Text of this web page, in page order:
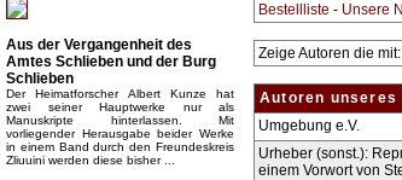
Aus der Vergangenheit des
Amtes Schlieben und der Burg
Schlieben
Der Heimatforscher Albert Kunze hat
zwei seiner Hauptwerke nur als
Manuskripte hinterlassen. Mit
vorliegender Herausgabe beider Werke
in einem Band durch den Freundeskreis
Zliuuini werden diese bisher ...
Bestellliste - Unsere
Zeige Autoren die mit:
Autoren unseres
Umgebung e.V.
Urheber (sonst.):
einem Vorwort von